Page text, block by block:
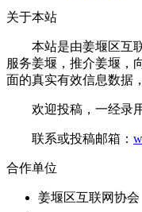
关于本站
本站是由姜堰区互联
服务姜堰，推介姜堰，
面的真实有效信息数据
欢迎投稿，一经录用
联系或投稿邮箱：
合作单位
姜堰区互联网协会